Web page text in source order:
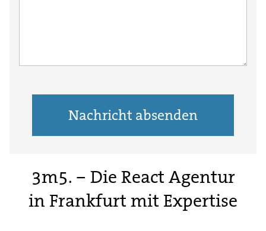
Nachricht absenden
3m5. – Die React Agentur
in Frankfurt mit Expertise